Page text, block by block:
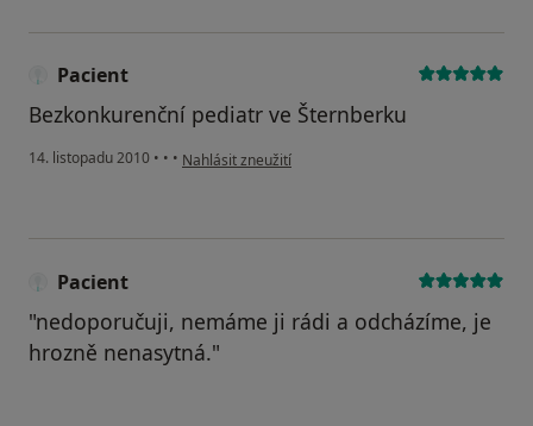
Pacient
Bezkonkurenční pediatr ve Šternberku
14. listopadu 2010 • • • podle názoru uživatele Pacient
Nahlásit zneužití
Pacient
"nedoporučuji, nemáme ji rádi a odcházíme, je
hrozně nenasytná."